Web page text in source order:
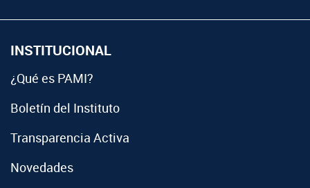
INSTITUCIONAL
¿Qué es PAMI?
Boletín del Instituto
Transparencia Activa
Novedades